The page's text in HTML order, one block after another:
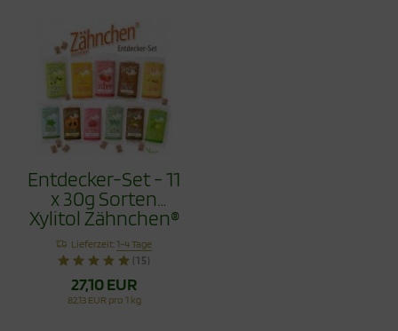
Entdecker-Set - 11
x 30g Sorten
Xylitol Zähnchen®
330g
Lieferzeit:1-4 Tage
(15)
27,10 EUR
82,13 EUR pro 1 kg